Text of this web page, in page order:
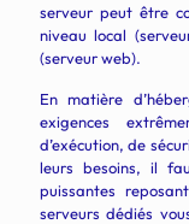
serveur peut être
niveau local
(serveur web).
En matière
exigences
d’exécution, de
leurs besoins, il
puissantes
serveurs dédiés